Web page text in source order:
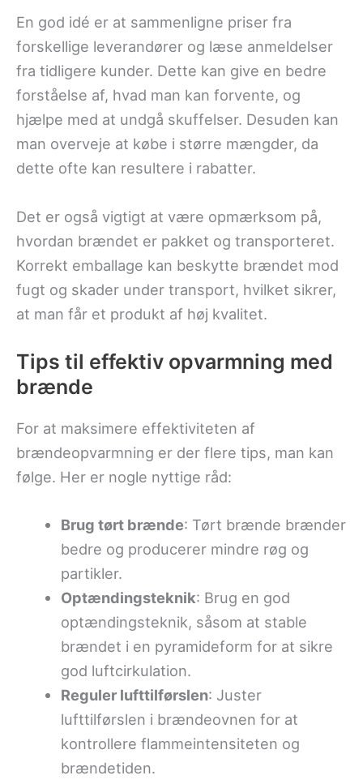
En god idé er at sammenligne priser fra
forskellige leverandører og læse anmeldelser
fra tidligere kunder. Dette kan give en bedre
forståelse af, hvad man kan forvente, og
hjælpe med at undgå skuffelser. Desuden kan
man overveje at købe i større mængder, da
dette ofte kan resultere i rabatter.
Det er også vigtigt at være opmærksom på,
hvordan brændet er pakket og transporteret.
Korrekt emballage kan beskytte brændet mod
fugt og skader under transport, hvilket sikrer,
at man får et produkt af høj kvalitet.
Tips til effektiv opvarmning med
brænde
For at maksimere effektiviteten af
brændeopvarmning er der flere tips, man kan
følge. Her er nogle nyttige råd:
Brug tørt brænde: Tørt brænde brænder
bedre og producerer mindre røg og
partikler.
Optændingsteknik: Brug en god
optændingsteknik, såsom at stable
brændet i en pyramideform for at sikre
god luftcirkulation.
Reguler lufttilførslen: Juster
lufttilførslen i brændeovnen for at
kontrollere flammeintensiteten og
brændetiden.